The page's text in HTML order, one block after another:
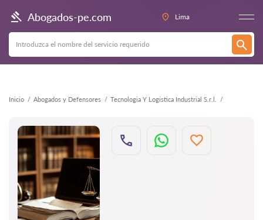
Abogados-pe.com Lima
Inicio Abogados y Defensores Tecnologia Y Logistica Industrial S.r.l.
Atrás